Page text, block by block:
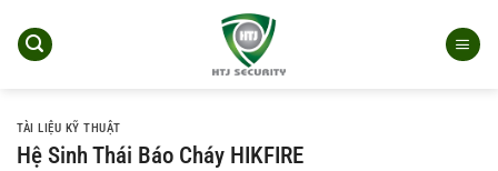
qua
TÀI LIỆU KỸ THUẬT
Hệ Sinh Thái Báo Cháy HIKFIRE